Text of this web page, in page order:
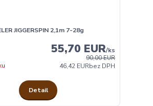
JIGGERSPIN 2,1m 7-28g
90,00 EUR
55,70 EUR/ks
46,42 EURbez DPH
Detail